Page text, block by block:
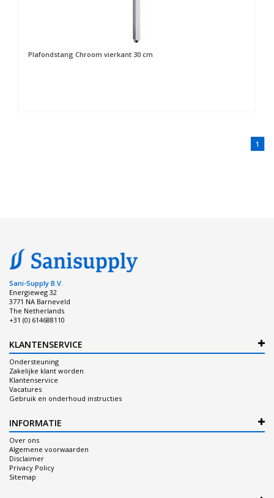
Plafondstang Chroom vierkant 30 cm
1
Sani-Supply B.V.
Energieweg 32
3771 NA Barneveld
The Netherlands
+31 (0) 614688110
KLANTENSERVICE
Ondersteuning
Zakelijke klant worden
Klantenservice
Vacatures
Gebruik en onderhoud instructies
INFORMATIE
Over ons
Algemene voorwaarden
Disclaimer
Privacy Policy
Sitemap